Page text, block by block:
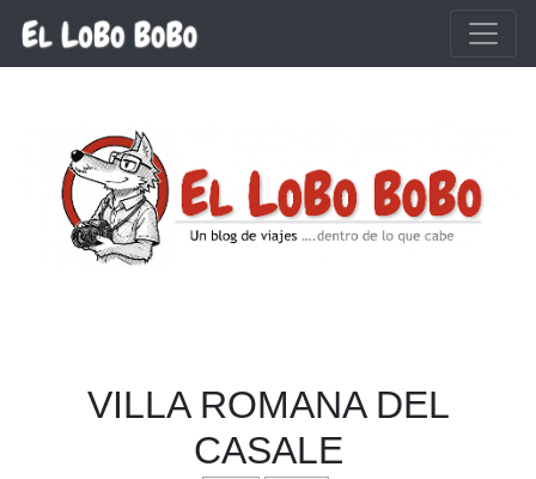
Ir al contenido principal
VILLA ROMANA DEL
CASALE